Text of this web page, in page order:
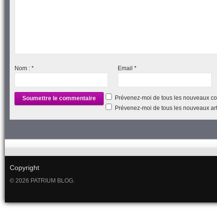
Nom : * Email*
Prévenez-moi de tous les nouveaux
Prévenez-moi de tous les nouveaux
Copyright
© 2026 PATRIUM BLOG.